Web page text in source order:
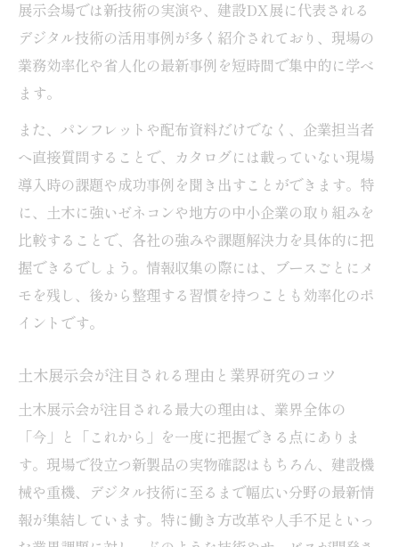
注目の土木用語や人手不足の背景も解説
土木展示会で役立つ基礎用語と現場用語の
理解法
イント
土木分野で頻出する用語を展示会で効率的
に学ぶ
土木人手不足の背景と展示会で見える現状
分析
土木展示会で見抜く実力企業の共通点と判
断軸
土木分野に強い企業を展示会で比較する方
法
土木展示会で注目する企業の選び方と見極
め術
展示会場では新技術の実演や、建設DX展に代表される
デジタル技術の活用事例が多く紹介されており、現場の
業務効率化や省人化の最新事例を短時間で集中的に学べ
ます。
また、パンフレットや配布資料だけでなく、企業担当者
へ直接質問することで、カタログには載っていない現場
導入時の課題や成功事例を聞き出すことができます。特
に、土木に強いゼネコンや地方の中小企業の取り組みを
比較することで、各社の強みや課題解決力を具体的に把
握できるでしょう。情報収集の際には、ブースごとにメ
モを残し、後から整理する習慣を持つことも効率化のポ
イントです。
土木展示会が注目される理由と業界研究のコツ
土木展示会が注目される最大の理由は、業界全体の
「今」と「これから」を一度に把握できる点にありま
す。現場で役立つ新製品の実物確認はもちろん、建設機
械や重機、デジタル技術に至るまで幅広い分野の最新情
報が集結しています。特に働き方改革や人手不足といっ